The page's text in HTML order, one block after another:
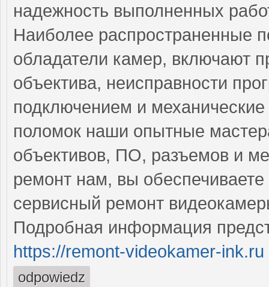
надежность выполненных
Наиболее распространенные
обладатели камер, включают
объектива, неисправности
подключением и
поломок наши опытные
объективов, ПО, разъемов и
ремонт нам, вы
сервисный ремонт
Подробная информация
https://remont-videokamer-ink.ru
odpowiedz